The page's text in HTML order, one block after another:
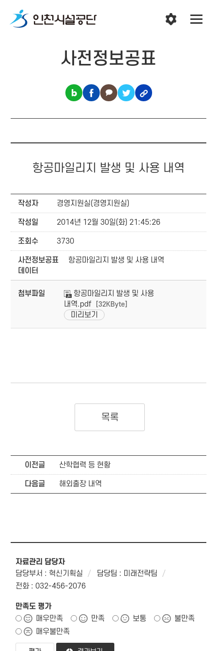
사전정보공표
항공마일리지 발생 및 사용 내역
작성자 경영지원실(경영지원실)
작성일 2014년 12월 30일(화) 21:45:26
조회수 3730
사전정보공표
데이터
항공마일리지 발생 및 사용 내역
첨부파일
항공마일리지 발생 및 사용
내역.pdf
[32KByte]
미리보기
목록
이전글 산학협력 등 현황
다음글 해외출장 내역
자료관리 담당자
담당부서 : 혁신기획실
담당팀 : 미래전략팀
전화 : 032-456-2076
만족도 평가
매우만족
만족 보통
불만족
매우불만족